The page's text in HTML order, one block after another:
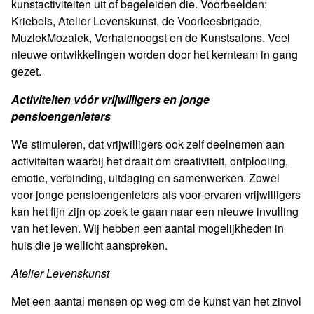
kunstactiviteiten uit of begeleiden die. Voorbeelden:
Kriebels, Atelier Levenskunst, de Voorleesbrigade,
MuziekMozaiek, Verhalenoogst en de Kunstsalons. Veel
nieuwe ontwikkelingen worden door het kernteam in gang
gezet.
Activiteiten vóór vrijwilligers en jonge
pensioengenieters
We stimuleren, dat vrijwilligers ook zelf deelnemen aan
activiteiten waarbij het draait om creativiteit, ontplooiing,
emotie, verbinding, uitdaging en samenwerken. Zowel
voor jonge pensioengenieters als voor ervaren vrijwilligers
kan het fijn zijn op zoek te gaan naar een nieuwe invulling
van het leven. Wij hebben een aantal mogelijkheden in
huis die je wellicht aanspreken.
Atelier Levenskunst
Met een aantal mensen op weg om de kunst van het zinvol